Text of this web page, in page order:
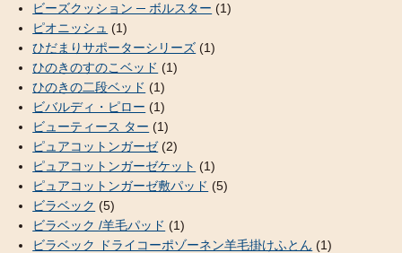
ビーズクッション ─ ボルスター (1)
ピオニッシュ (1)
ひだまりサポーターシリーズ (1)
ひのきのすのこベッド (1)
ひのきの二段ベッド (1)
ビバルディ・ピロー (1)
ビューティース ター (1)
ピュアコットンガーゼ(2)
ピュアコットンガーゼケット (1)
ピュアコットンガーゼ敷パッド (5)
ビラベック (5)
ビラベック /羊毛パッド (1)
ビラベック ドライコーポゾーネン羊毛掛けふとん (1)